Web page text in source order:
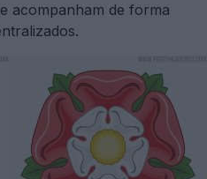
acompanham de forma